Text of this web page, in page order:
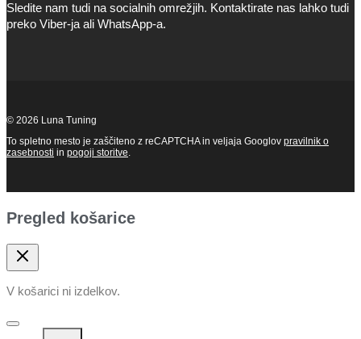
Sledite nam tudi na socialnih omrežjih. Kontaktirate nas lahko tudi
preko Viber-ja ali WhatsApp-a.
© 2026 Luna Tuning
To spletno mesto je zaščiteno z reCAPTCHA in veljaja Googlov pravilnik o
zasebnosti in pogoji storitve.
Pregled košarice
V košarici ni izdelkov.